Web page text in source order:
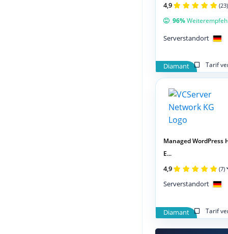
Diamant Tarif
4,9 (23)
96%
Serverstandort
Diamant Tarif
Managed WordPress
E...
4,9 (7)
Serverstandort